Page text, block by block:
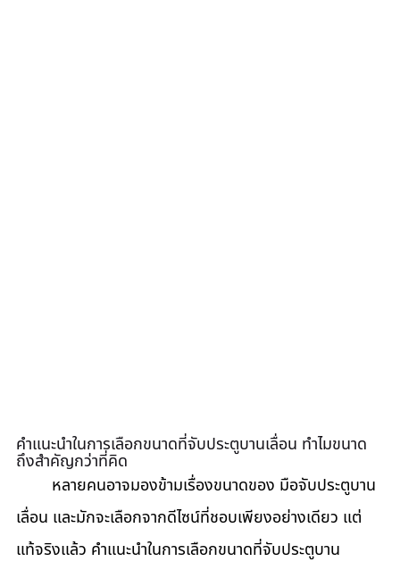
คำแนะนำในการเลือกขนาดที่จับประตูบานเลื่อน ทำไมขนาด
ถึงสำคัญกว่าที่คิด
เลื่อน และมักจะเลือกจากดีไซน์ที่ชอบเพียงอย่างเดียว แต่
แท้จริงแล้ว คำแนะนำในการเลือกขนาดที่จับประตูบาน